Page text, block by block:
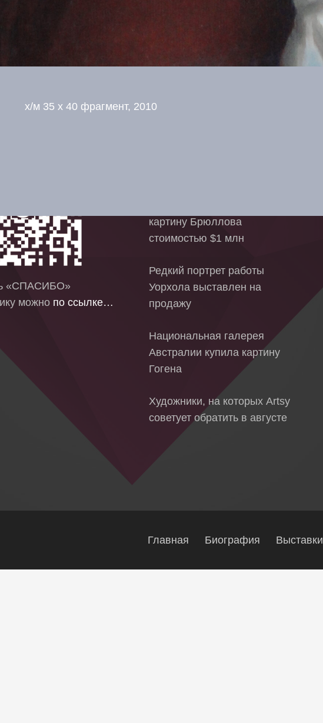
х/м 35 х 40 фрагмент, 2010
«СПАСИБО»
можно по ссылке…
картину Брюллова
стоимостью $1 млн
Редкий портрет работы
Уорхола выставлен на
продажу
Национальная галерея
Австралии купила картину
Гогена
Художники, на которых Artsy
советует обратить в августе
Главная Биография Выставки